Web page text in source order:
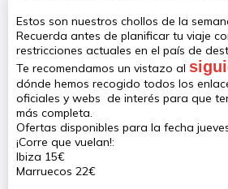
Estos son nuestros chollos de la
Recuerda antes de planificar tu viaje
restricciones actuales en el país de
Te recomendamos un vistazo al
dónde hemos recogido todos los
oficiales y webs de interés para que
más completa.
Ofertas disponibles para la fecha
¡Corre que vuelan!:
Ibiza 15€
Marruecos 22€